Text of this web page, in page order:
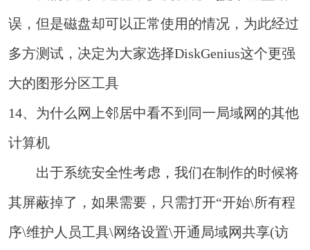
误，但是磁盘却可以正常使用的情况，为此经过
多方测试，决定为大家选择DiskGenius这个更强
大的图形分区工具
14、为什么网上邻居中看不到同一局域网的其他
计算机
出于系统安全性考虑，我们在制作的时候将
其屏蔽掉了，如果需要，只需打开“开始\所有程
序\维护人员工具\网络设置\开通局域网共享(访